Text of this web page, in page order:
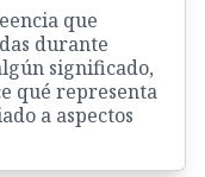
que
durante
significado,
qué representa
a aspectos